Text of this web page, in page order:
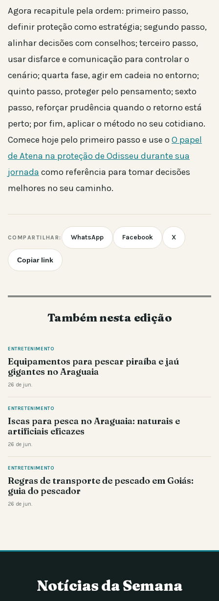
Agora recapitule pela ordem: primeiro passo,
definir proteção como estratégia; segundo passo,
alinhar decisões com conselhos; terceiro passo,
usar disfarce e comunicação para controlar o
cenário; quarta fase, agir em cadeia no entorno;
quinto passo, proteger pelo pensamento; sexto
passo, reforçar prudência quando o retorno está
perto; por fim, aplicar o método no seu cotidiano.
Comece hoje pelo primeiro passo e use oO papel
de Atena na proteção de Odisseu durante sua
jornada como referência para tomar decisões
melhores no seu caminho.
COMPARTILHAR: WhatsApp Facebook X
Copiar link
Também nesta edição
ENTRETENIMENTO
Equipamentos para pescar piraíba e jaú
gigantes no Araguaia
26 de jun.
ENTRETENIMENTO
Iscas para pesca no Araguaia: naturais e
artificiais eficazes
26 de jun.
ENTRETENIMENTO
Regras de transporte de pescado em Goiás:
guia do pescador
26 de jun.
Notícias da Semana